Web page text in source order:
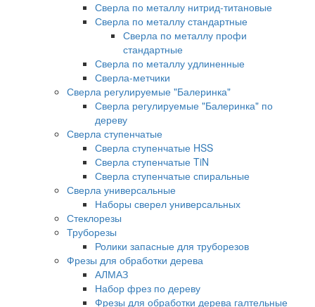
Сверла по металлу нитрид-титановые
Сверла по металлу стандартные
Сверла по металлу профи
стандартные
Сверла по металлу удлиненные
Сверла-метчики
Сверла регулируемые "Балеринка"
Сверла регулируемые "Балеринка" по
дереву
Сверла ступенчатые
Сверла ступенчатые HSS
Сверла ступенчатые TiN
Сверла ступенчатые спиральные
Сверла универсальные
Наборы сверел универсальных
Стеклорезы
Труборезы
Ролики запасные для труборезов
Фрезы для обработки дерева
АЛМАЗ
Набор фрез по дереву
Фрезы для обработки дерева галтельные